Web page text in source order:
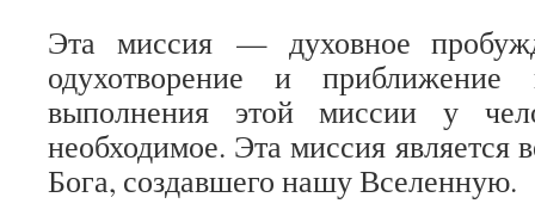
Эта миссия — духовное
одухотворение и
выполнения этой миссии у
необходимое. Эта миссия является
Бога, создавшего нашу Вселенную.